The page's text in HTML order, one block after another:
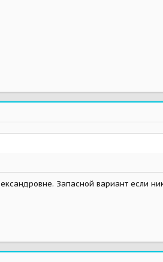
Запасной вариант если